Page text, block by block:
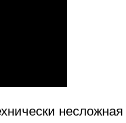
несложная